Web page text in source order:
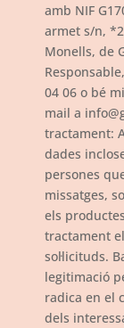
amb NIF
armet s/n,
Monells, de
04 06 o bé
mail a
tractament:
dades
persones
missatges,
els
tractament
sol·licituds.
legitimació
radica en el
dels